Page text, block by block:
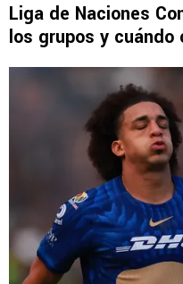
Liga de Naciones
los grupos y cuándo